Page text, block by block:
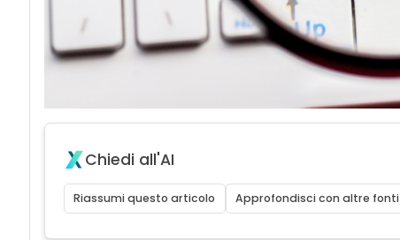
Chiedi all'AI
Riassumi questo articolo Approfondisci con altre fonti